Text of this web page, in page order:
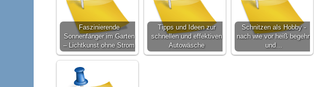
Faszinierende
Sonnenfänger im Garten
– Lichtkunst ohne Strom
Tipps und Ideen zur
schnellen und effektiven
Autowäsche
Schnitzen als Hobby -
nach wie vor heiß begehrt
und…